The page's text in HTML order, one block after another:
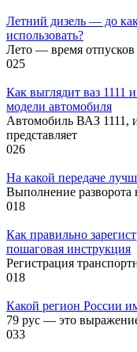
Летний дизель — до
использовать?
Лето — время
025
Как выглядит ваз 1111
модели автомобиля
Автомобиль ВАЗ 1111,
представляет
026
На какой передаче
Выполнение разворота
018
Как правильно
пошаговая инструкция
Регистрация
018
Какой регион России
79 рус — это
033